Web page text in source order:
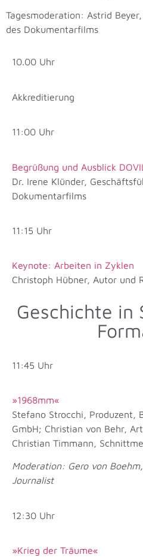
Tagesmoderation: Astrid
des Dokumentarfilms
10.00 Uhr
Akkreditierung
11:00 Uhr
Begrüßung und Ausblick
Dr. Irene Klünder,
Dokumentarfilms
11:15 Uhr
Keynote: Arbeiten in Zyklen
Christoph Hübner, Autor und
Geschichte in
11:45 Uhr
»1968mm«
Stefano Strocchi, Produzent,
GmbH; Christian von Behr,
Christian Timmann,
Moderation: Gero von
Journalist
12:30 Uhr
»Krieg der Träume«